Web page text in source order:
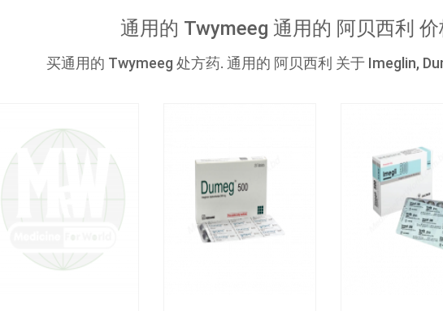
通用的 Twymeeg 通用的 阿贝西利
买通用的 Twymeeg 处方药. 通用的 阿贝西利 关于 Imeglin,